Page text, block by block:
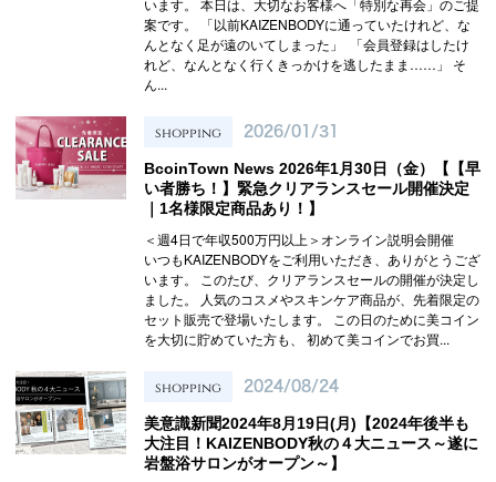
案です。 「以前KAIZENBODYに通っていたけれど、な
んとなく足が遠のいてしまった」 「会員登録はしたけ
れど、なんとなく行くきっかけを逃したまま……」 そ
ん...
shopping 2026/01/31
BcoinTown News 2026年1月30日（金）【【早
い者勝ち！】緊急クリアランスセール開催決定
｜1名様限定商品あり！】
＜週4日で年収500万円以上＞オンライン説明会開催
いつもKAIZENBODYをご利用いただき、ありがとうござ
います。 このたび、クリアランスセールの開催が決定し
ました。 人気のコスメやスキンケア商品が、先着限定の
セット販売で登場いたします。 この日のために美コイン
を大切に貯めていた方も、 初めて美コインでお買...
shopping 2024/08/24
美意識新聞2024年8月19日(月)【2024年後半も
大注目！KAIZENBODY秋の４大ニュース～遂に
岩盤浴サロンがオープン～】